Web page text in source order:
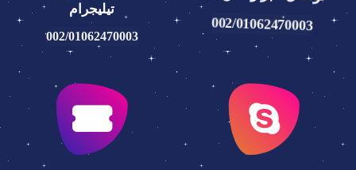
002/01062470003
تيليجرام
002/01062470003